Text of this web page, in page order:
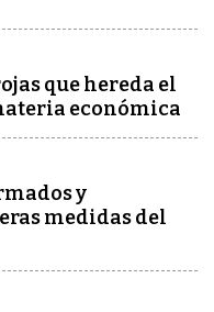
que hereda el
económica
y
medidas del